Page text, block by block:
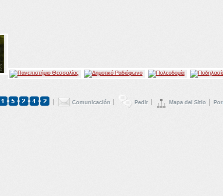
Comunicación Pedir Mapa del Sitio Por